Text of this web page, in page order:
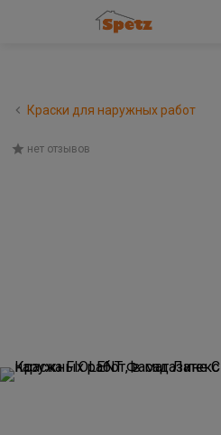
Краски для наружных работ
нет отзывов